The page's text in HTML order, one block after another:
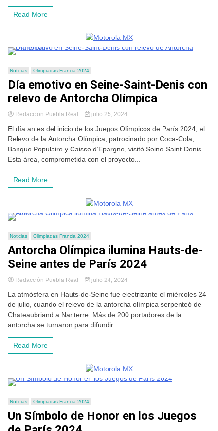
Read More
Noticias Olimpiadas Francia 2024
Día emotivo en Seine-Saint-Denis con
relevo de Antorcha Olímpica
Redacción Puebla Real julio 25, 2024
El día antes del inicio de los Juegos Olímpicos de París 2024, el
Relevo de la Antorcha Olímpica, patrocinado por Coca-Cola,
Banque Populaire y Caisse d’Epargne, visitó Seine-Saint-Denis.
Esta área, comprometida con el proyecto...
Read More
Noticias Olimpiadas Francia 2024
Antorcha Olímpica ilumina Hauts-de-
Seine antes de París 2024
Redacción Puebla Real julio 24, 2024
La atmósfera en Hauts-de-Seine fue electrizante el miércoles 24
de julio, cuando el relevo de la antorcha olímpica serpenteó de
Chateaubriand a Nanterre. Más de 200 portadores de la
antorcha se turnaron para difundir...
Read More
Noticias Olimpiadas Francia 2024
Un Símbolo de Honor en los Juegos